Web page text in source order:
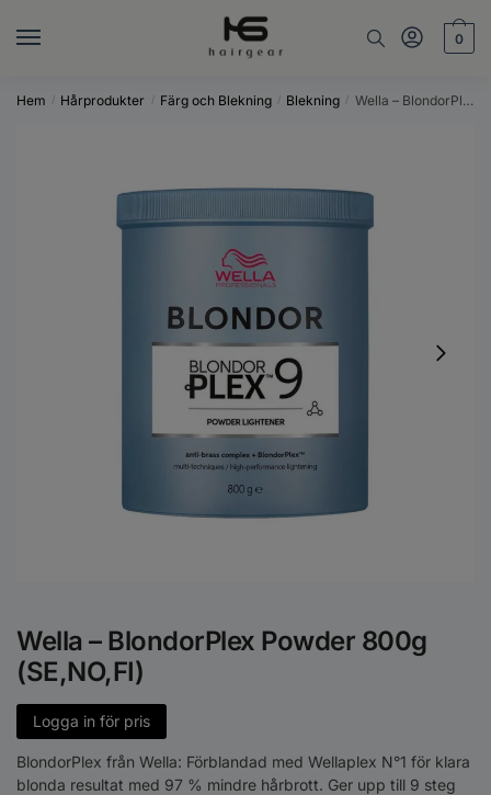
0
Hem / Hårprodukter / Färg och Blekning / Blekning / Wella – BlondorPlex Powder 800g (SE,NO,FI)
Wella – BlondorPlex Powder 800g
(SE,NO,FI)
Logga in för pris
BlondorPlex från Wella: Förblandad med Wellaplex N°1 för klara
blonda resultat med 97 % mindre hårbrott. Ger upp till 9 steg